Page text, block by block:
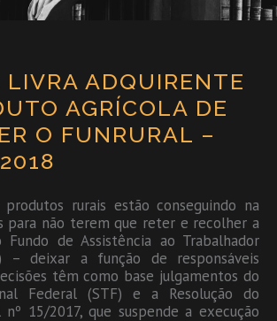
ADQUIRENTE
AGRÍCOLA DE
O FUNRURAL –
rurais estão conseguindo na
para não terem que reter e recolher a
Fundo de Assistência ao Trabalhador
– deixar a função de responsáveis
têm como base julgamentos do
Federal (STF) e a Resolução do
nº 15/2017, que suspende a execução